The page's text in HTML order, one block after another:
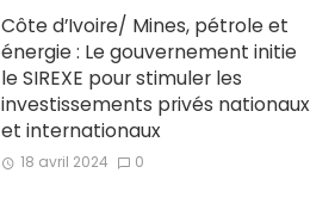
Côte d’Ivoire/ Mines, pétrole et
énergie : Le gouvernement initie
le SIREXE pour stimuler les
investissements privés nationaux
et internationaux
18 avril 2024 0